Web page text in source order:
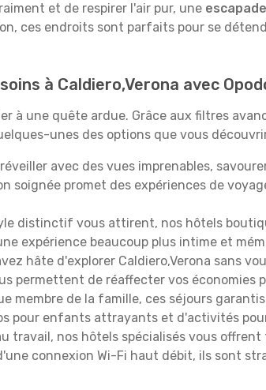
et de respirer l'air pur, une
ces endroits sont parfaits pour se
à Caldiero,Verona avec
à une quête ardue. Grâce aux filtres
unes des options que vous
avec des vues imprenables,
soignée promet des expériences de
distinctif vous attirent, nos hôtels
expérience beaucoup plus intime et
hâte d'explorer Caldiero,Verona sans
permettent de réaffecter vos économies
membre de la famille, ces séjours
pour enfants attrayants et d'activités
travail, nos hôtels spécialisés vous
connexion Wi-Fi haut débit, ils sont